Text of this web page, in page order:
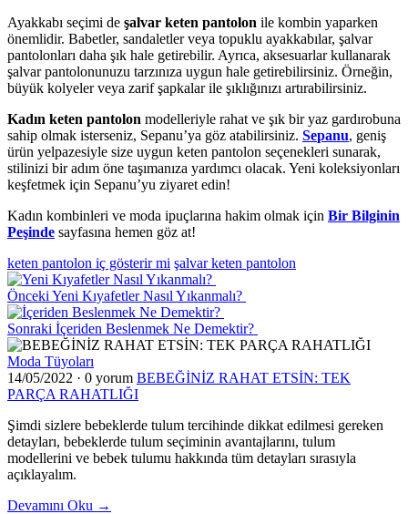
Ayakkabı seçimi de şalvar keten pantolon ile kombin yaparken
önemlidir. Babetler, sandaletler veya topuklu ayakkabılar, şalvar
pantolonları daha şık hale getirebilir. Ayrıca, aksesuarlar kullanarak
şalvar pantolonunuzu tarzınıza uygun hale getirebilirsiniz. Örneğin,
büyük kolyeler veya zarif şapkalar ile şıklığınızı artırabilirsiniz.
Kadın keten pantolon modelleriyle rahat ve şık bir yaz gardırobuna
sahip olmak isterseniz, Sepanu’ya göz atabilirsiniz. Sepanu, geniş
ürün yelpazesiyle size uygun keten pantolon seçenekleri sunarak,
stilinizi bir adım öne taşımanıza yardımcı olacak. Yeni koleksiyonları
keşfetmek için Sepanu’yu ziyaret edin!
Kadın kombinleri ve moda ipuçlarına hakim olmak için Bir Bilginin
Peşinde sayfasına hemen göz at!
keten pantolon iç gösterir mi şalvar keten pantolon
Önceki Yeni Kıyafetler Nasıl Yıkanmalı?
Sonraki İçeriden Beslenmek Ne Demektir?
Moda Tüyoları
14/05/2022 · 0 yorum BEBEĞİNİZ RAHAT ETSİN: TEK
PARÇA RAHATLIĞI
Şimdi sizlere bebeklerde tulum tercihinde dikkat edilmesi gereken
detayları, bebeklerde tulum seçiminin avantajlarını, tulum
modellerini ve bebek tulumu hakkında tüm detayları sırasıyla
açıklayalım.
Devamını Oku →